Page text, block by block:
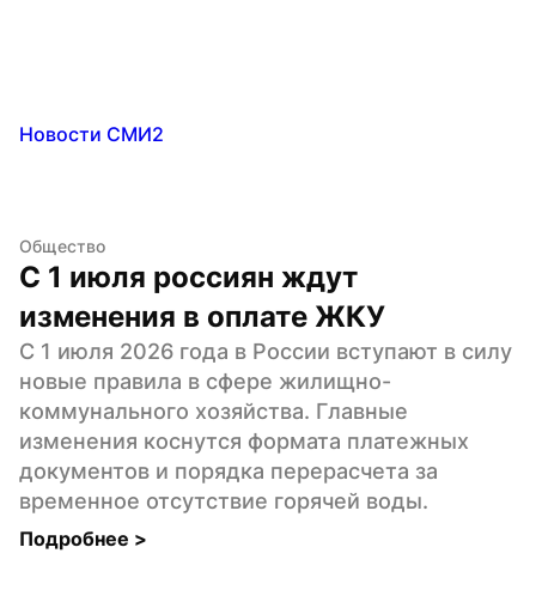
Новости СМИ2
Общество
С 1 июля россиян ждут
изменения в оплате ЖКУ
С 1 июля 2026 года в России вступают в силу
новые правила в сфере жилищно-
коммунального хозяйства. Главные
изменения коснутся формата платежных
документов и порядка перерасчета за
временное отсутствие горячей воды.
Подробнее >